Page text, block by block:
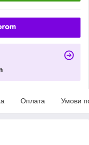
Оплата Умови